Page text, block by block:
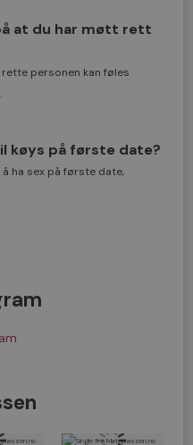
at du har møtt rett
rette personen kan føles
køys på første date?
ha sex på første date,